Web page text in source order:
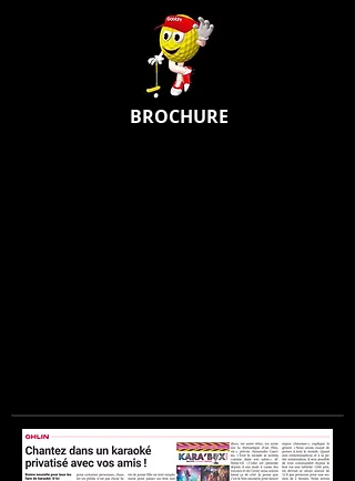
BROCHURE